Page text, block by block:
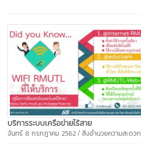
บริการระบบเครือข่ายไร้สาย
จันทร์ 8 กรกฎาคม 2562 / สิ่งอำนวยความสะดวก